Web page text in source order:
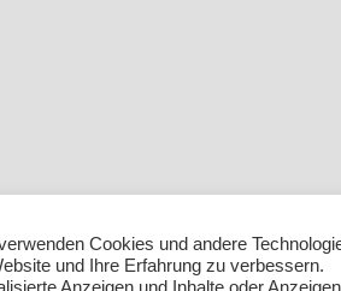
Cookies und andere
und Ihre Erfahrung zu verbessern.